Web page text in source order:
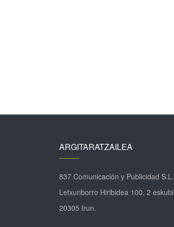
ARGITARATZAILEA
837 Comunicación y Publicidad S.L.
Letxunborro Hiribidea 100, 2 eskubi
20305 Irun.